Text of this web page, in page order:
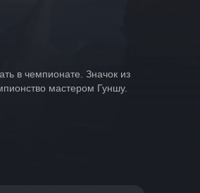
в чемпионате. Значок из
мастером Гуншу.